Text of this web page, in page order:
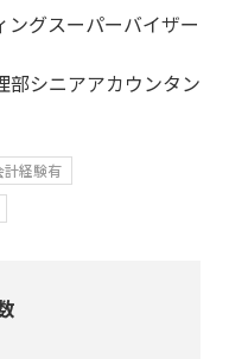
グスーパーバイザー
部シニアアカウンタン
計経験有